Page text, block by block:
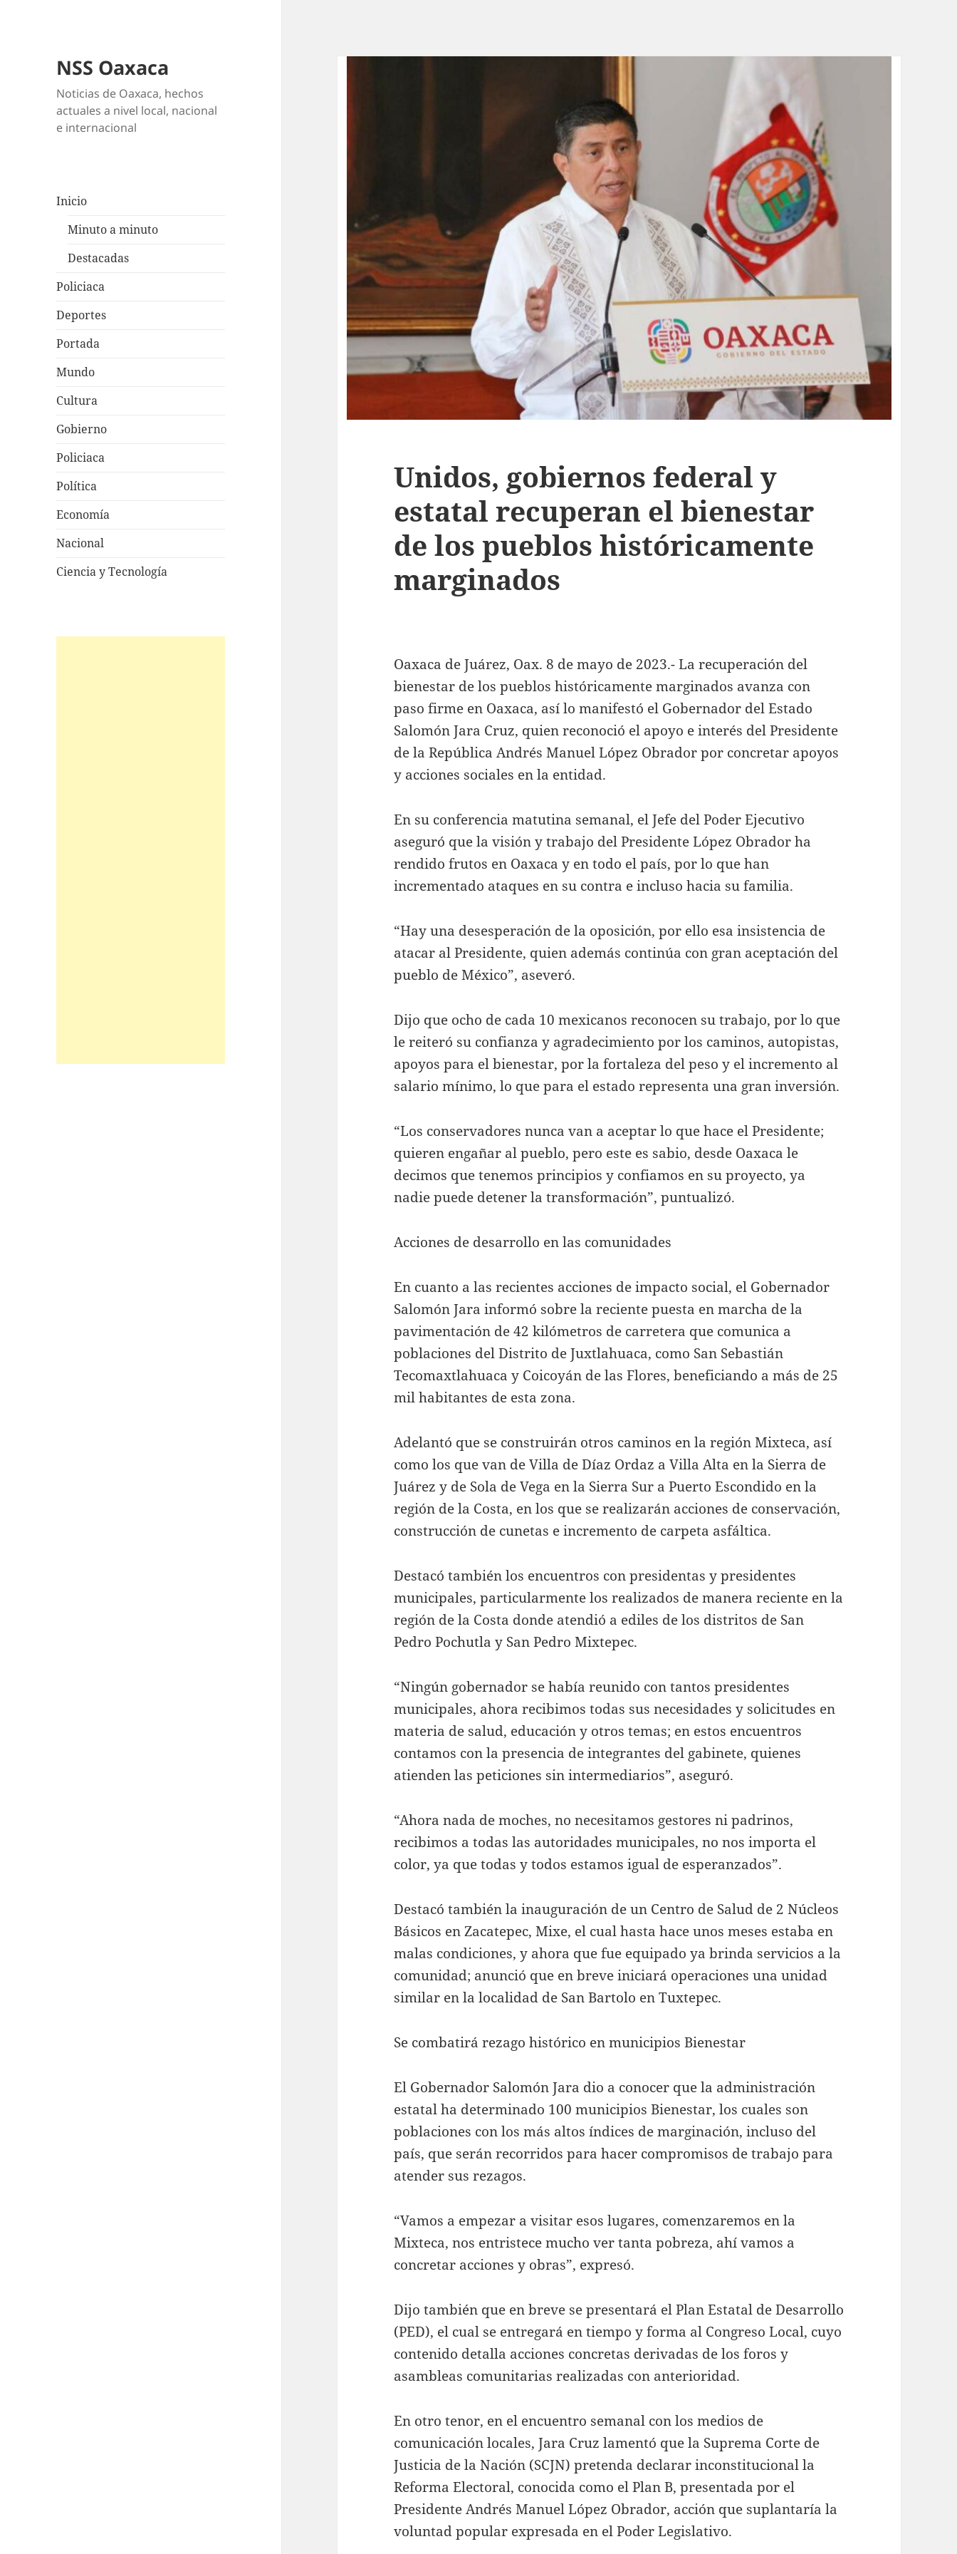
NSS Oaxaca
Noticias de Oaxaca, hechos
actuales a nivel local, nacional
e internacional
Inicio
Minuto a minuto
Destacadas
Policiaca
Deportes
Portada
Mundo
Cultura
Gobierno
Policiaca
Política
Economía
Nacional
Ciencia y Tecnología
Unidos, gobiernos federal y
estatal recuperan el bienestar
de los pueblos históricamente
marginados
Oaxaca de Juárez, Oax. 8 de mayo de 2023.- La recuperación del
bienestar de los pueblos históricamente marginados avanza con
paso firme en Oaxaca, así lo manifestó el Gobernador del Estado
Salomón Jara Cruz, quien reconoció el apoyo e interés del Presidente
de la República Andrés Manuel López Obrador por concretar apoyos
y acciones sociales en la entidad.
En su conferencia matutina semanal, el Jefe del Poder Ejecutivo
aseguró que la visión y trabajo del Presidente López Obrador ha
rendido frutos en Oaxaca y en todo el país, por lo que han
incrementado ataques en su contra e incluso hacia su familia.
“Hay una desesperación de la oposición, por ello esa insistencia de
atacar al Presidente, quien además continúa con gran aceptación del
pueblo de México”, aseveró.
Dijo que ocho de cada 10 mexicanos reconocen su trabajo, por lo que
le reiteró su confianza y agradecimiento por los caminos, autopistas,
apoyos para el bienestar, por la fortaleza del peso y el incremento al
salario mínimo, lo que para el estado representa una gran inversión.
“Los conservadores nunca van a aceptar lo que hace el Presidente;
quieren engañar al pueblo, pero este es sabio, desde Oaxaca le
decimos que tenemos principios y confiamos en su proyecto, ya
nadie puede detener la transformación”, puntualizó.
Acciones de desarrollo en las comunidades
En cuanto a las recientes acciones de impacto social, el Gobernador
Salomón Jara informó sobre la reciente puesta en marcha de la
pavimentación de 42 kilómetros de carretera que comunica a
poblaciones del Distrito de Juxtlahuaca, como San Sebastián
Tecomaxtlahuaca y Coicoyán de las Flores, beneficiando a más de 25
mil habitantes de esta zona.
Adelantó que se construirán otros caminos en la región Mixteca, así
como los que van de Villa de Díaz Ordaz a Villa Alta en la Sierra de
Juárez y de Sola de Vega en la Sierra Sur a Puerto Escondido en la
región de la Costa, en los que se realizarán acciones de conservación,
construcción de cunetas e incremento de carpeta asfáltica.
Destacó también los encuentros con presidentas y presidentes
municipales, particularmente los realizados de manera reciente en la
región de la Costa donde atendió a ediles de los distritos de San
Pedro Pochutla y San Pedro Mixtepec.
“Ningún gobernador se había reunido con tantos presidentes
municipales, ahora recibimos todas sus necesidades y solicitudes en
materia de salud, educación y otros temas; en estos encuentros
contamos con la presencia de integrantes del gabinete, quienes
atienden las peticiones sin intermediarios”, aseguró.
“Ahora nada de moches, no necesitamos gestores ni padrinos,
recibimos a todas las autoridades municipales, no nos importa el
color, ya que todas y todos estamos igual de esperanzados”.
Destacó también la inauguración de un Centro de Salud de 2 Núcleos
Básicos en Zacatepec, Mixe, el cual hasta hace unos meses estaba en
malas condiciones, y ahora que fue equipado ya brinda servicios a la
comunidad; anunció que en breve iniciará operaciones una unidad
similar en la localidad de San Bartolo en Tuxtepec.
Se combatirá rezago histórico en municipios Bienestar
El Gobernador Salomón Jara dio a conocer que la administración
estatal ha determinado 100 municipios Bienestar, los cuales son
poblaciones con los más altos índices de marginación, incluso del
país, que serán recorridos para hacer compromisos de trabajo para
atender sus rezagos.
“Vamos a empezar a visitar esos lugares, comenzaremos en la
Mixteca, nos entristece mucho ver tanta pobreza, ahí vamos a
concretar acciones y obras”, expresó.
Dijo también que en breve se presentará el Plan Estatal de Desarrollo
(PED), el cual se entregará en tiempo y forma al Congreso Local, cuyo
contenido detalla acciones concretas derivadas de los foros y
asambleas comunitarias realizadas con anterioridad.
En otro tenor, en el encuentro semanal con los medios de
comunicación locales, Jara Cruz lamentó que la Suprema Corte de
Justicia de la Nación (SCJN) pretenda declarar inconstitucional la
Reforma Electoral, conocida como el Plan B, presentada por el
Presidente Andrés Manuel López Obrador, acción que suplantaría la
voluntad popular expresada en el Poder Legislativo.